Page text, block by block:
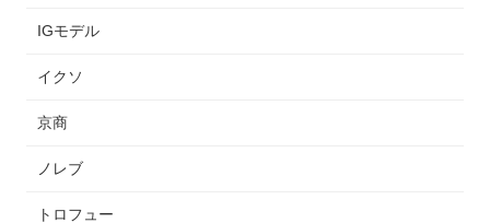
IGモデル
イクソ
京商
ノレブ
トロフュー